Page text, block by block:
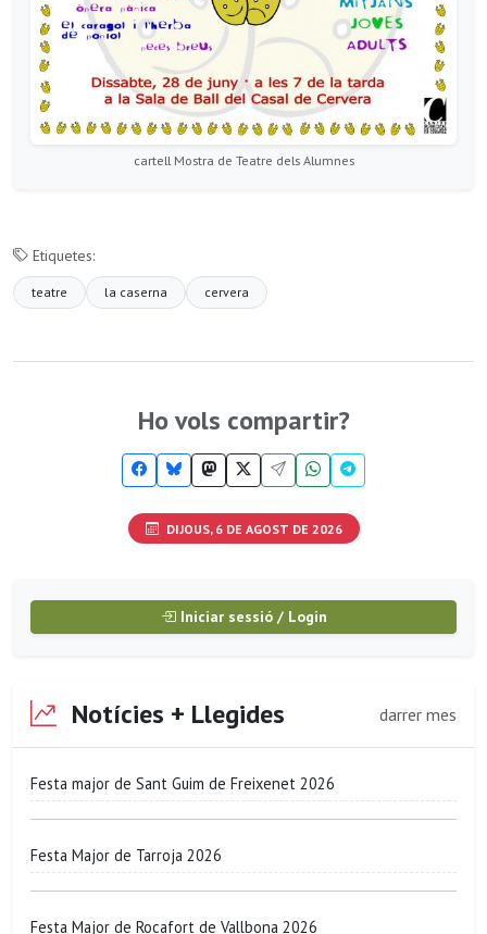
cartell Mostra de Teatre dels Alumnes
Etiquetes:
teatre la caserna cervera
Ho vols compartir?
DIJOUS, 6 DE AGOST DE 2026
Iniciar sessió / Login
Notícies + Llegides darrer mes
Festa major de Sant Guim de Freixenet 2026
Festa Major de Tarroja 2026
Festa Major de Rocafort de Vallbona 2026